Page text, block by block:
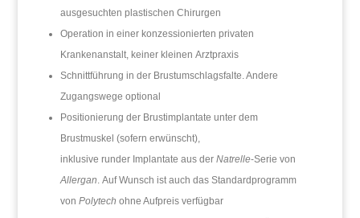
ausgesuchten plastischen Chirurgen
Operation in einer konzessionierten privaten
Krankenanstalt, keiner kleinen Arztpraxis
Schnittführung in der Brustumschlagsfalte. Andere
Zugangswege optional
Positionierung der Brustimplantate unter dem
Brustmuskel (sofern erwünscht),
inklusive runder Implantate aus der Natrelle-Serie von
Allergan. Auf Wunsch ist auch das Standardprogramm
von Polytech ohne Aufpreis verfügbar